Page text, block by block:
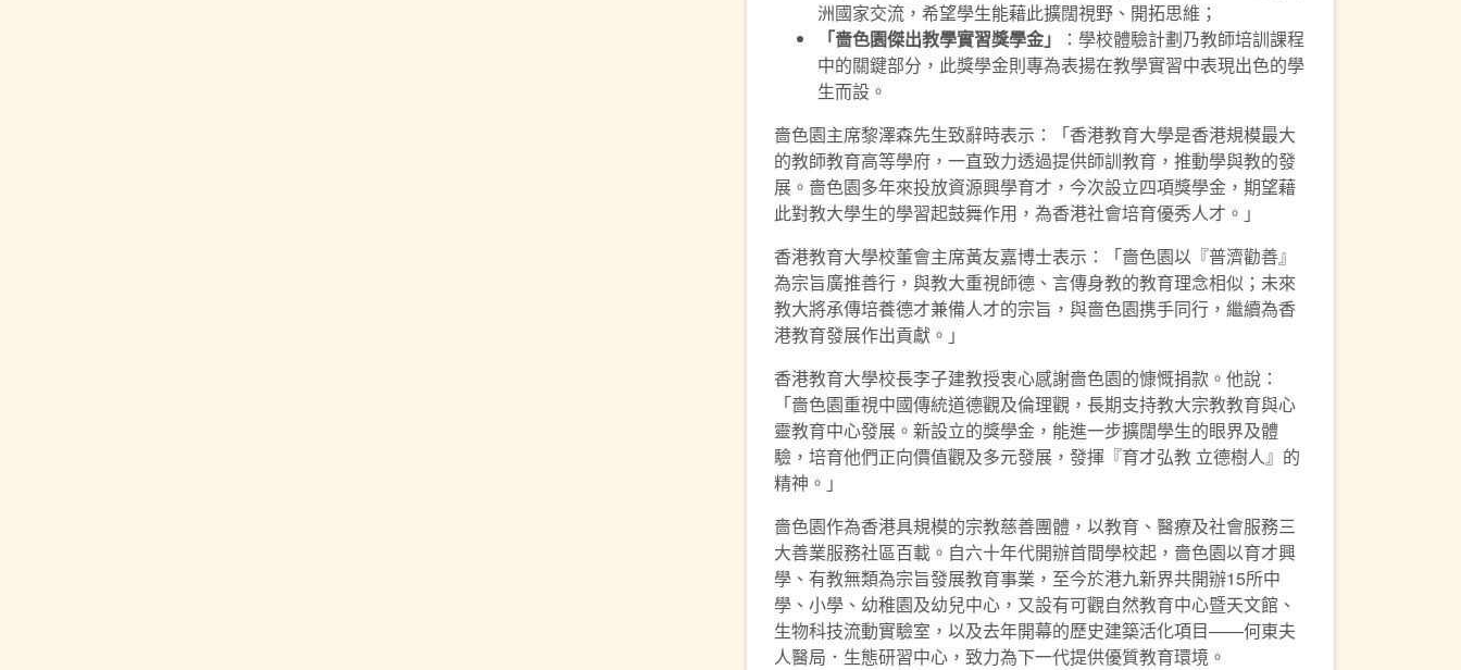
洲國家交流，希望學生能藉此擴闊視野、開拓思維；
「嗇色園傑出教學實習獎學金」
：學校體驗計劃乃教師培訓課程
中的關鍵部分，此獎學金則專為表揚在教學實習中表現出色的學
生而設。
嗇色園主席黎澤森先生致辭時表示：「香港教育大學是香港規模最大
的教師教育高等學府，一直致力透過提供師訓教育，推動學與教的發
展。嗇色園多年來投放資源興學育才，今次設立四項獎學金，期望藉
此對教大學生的學習起鼓舞作用，為香港社會培育優秀人才。」
香港教育大學校董會主席黃友嘉博士表示：「嗇色園以『普濟勸善』
為宗旨廣推善行，與教大重視師德、言傳身教的教育理念相似；未來
教大將承傳培養德才兼備人才的宗旨，與嗇色園携手同行，繼續為香
港教育發展作出貢獻。」
香港教育大學校長李子建教授衷心感謝嗇色園的慷慨捐款。他說：
「嗇色園重視中國傳統道德觀及倫理觀，長期支持教大宗教教育與心
靈教育中心發展。新設立的獎學金，能進一步擴闊學生的眼界及體
驗，培育他們正向價值觀及多元發展，發揮『育才弘教 立德樹人』的
精神。」
嗇色園作為香港具規模的宗教慈善團體，以教育、醫療及社會服務三
大善業服務社區百載。自六十年代開辦首間學校起，嗇色園以育才興
學、有教無類為宗旨發展教育事業，至今於港九新界共開辦15所中
學、小學、幼稚園及幼兒中心，又設有可觀自然教育中心暨天文館、
生物科技流動實驗室，以及去年開幕的歷史建築活化項目——何東夫
人醫局．生態研習中心，致力為下一代提供優質教育環境。